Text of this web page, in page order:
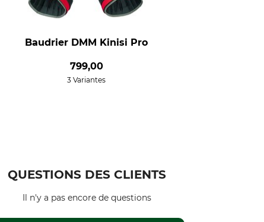
Baudrier DMM Kinisi Pro
799,00
3 Variantes
QUESTIONS DES CLIENTS
Il n'y a pas encore de questions